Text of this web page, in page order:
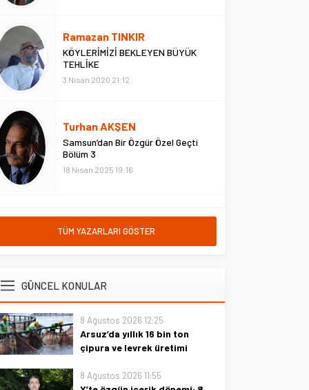
Ramazan TINKIR
KÖYLERİMİZİ BEKLEYEN BÜYÜK
TEHLİKE
3 Nisan 2020 21:12
Turhan AKŞEN
Samsun’dan Bir Özgür Özel Geçti
Bölüm 3
18 Nisan 2025 19:16
TÜM YAZARLARI GÖSTER
GÜNCEL KONULAR
8 Ağustos 2026 12:25
Arsuz’da yıllık 16 bin ton
çipura ve levrek üretimi
Pirinçlik Mahallesi açıklarında
8 Ağustos 2026 11:55